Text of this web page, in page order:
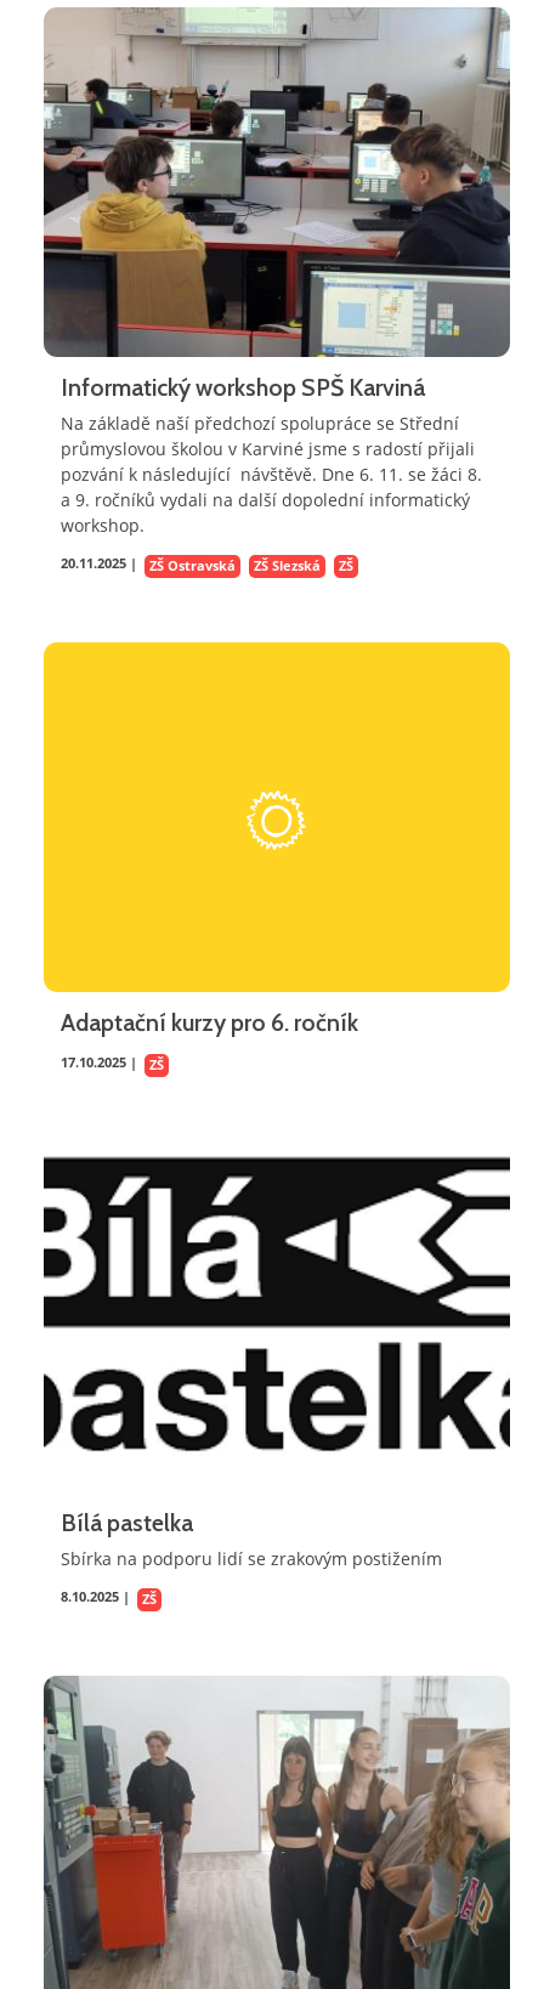
Informatický workshop SPŠ Karviná
Na základě naší předchozí spolupráce se Střední
průmyslovou školou v Karviné jsme s radostí přijali
pozvání k následující návštěvě. Dne 6. 11. se žáci 8.
a 9. ročníků vydali na další dopolední informatický
workshop.
20.11.2025 | ZŠ Ostravská ZŠ Slezská ZŠ
Adaptační kurzy pro 6. ročník
17.10.2025 | ZŠ
Bílá pastelka
Sbírka na podporu lidí se zrakovým postižením
8.10.2025 | ZŠ